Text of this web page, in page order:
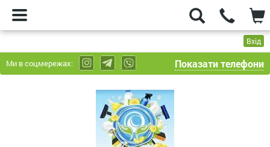
Вхід
Ми в соцмережах: Показати телефони